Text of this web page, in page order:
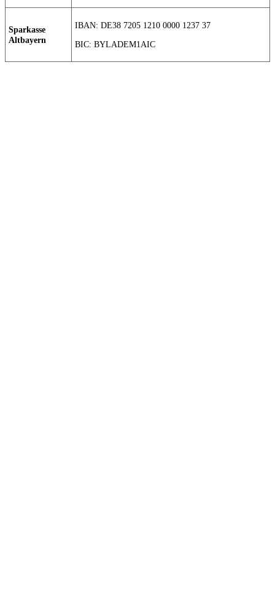
Sparkasse
Altbayern
IBAN: DE38 7205 1210 0000 1237 37
BIC: BYLADEM1AIC